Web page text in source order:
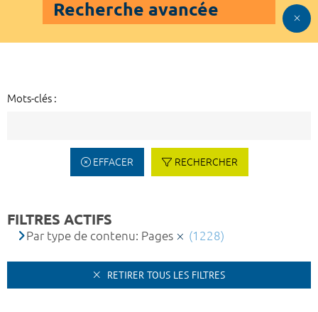
Recherche avancée
Mots-clés :
EFFACER RECHERCHER
FILTRES ACTIFS
Par type de contenu: Pages (1228)
RETIRER TOUS LES FILTRES